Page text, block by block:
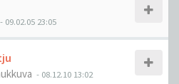
- 09.02.05 23:05
- 08.12.10 13:02